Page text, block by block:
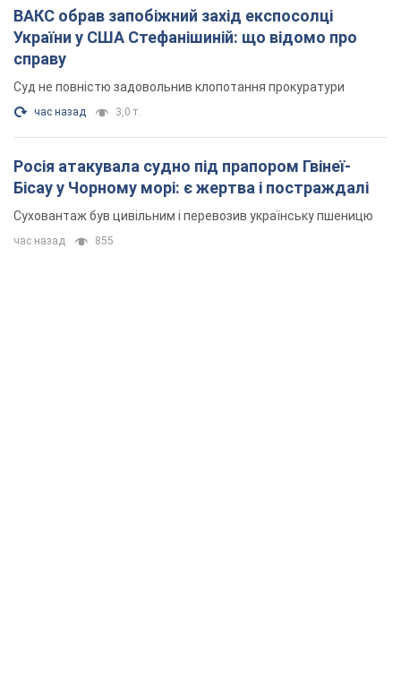
ВАКС обрав запобіжний захід експосолці
України у США Стефанішиній: що відомо про
справу
Суд не повністю задовольнив клопотання прокуратури
час назад 3,0 т.
Росія атакувала судно під прапором Гвінеї-
Бісау у Чорному морі: є жертва і постраждалі
Суховантаж був цивільним і перевозив українську пшеницю
час назад 855